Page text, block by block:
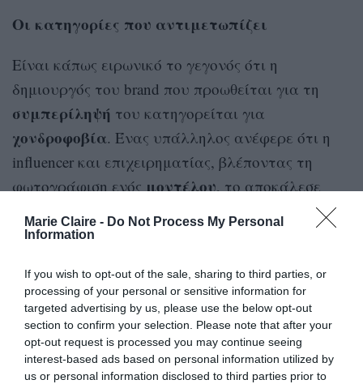
Marie Claire - Do Not Process My Personal
Information
If you wish to opt-out of the sale, sharing to third parties, or
processing of your personal or sensitive information for
targeted advertising by us, please use the below opt-out
section to confirm your selection. Please note that after your
opt-out request is processed you may continue seeing
interest-based ads based on personal information utilized by
us or personal information disclosed to third parties prior to
Οι κατηγορίες που αντιμετωπίζει
Είναι κάπως ειρωνικό το γεγονός ότι η
δημιουργός του brand που προωθείται για τη
συμπερίληψή του κατηγορείται για
χονδροφοβία. Ένας υπάλληλος ανέφερε ότι η
influencer και επιχειρηματίας, βλέποντας τη
φωτογράφιση ενόςμοντέλου, το αποκάλεσε
» και στη συνέχεια απέρριψε το
ενδεχόμενο της συνεργασίας μαζί του.
Άλλες μαρτυρίες μιλούν για ένα εργασιακό
περιβάλλον«τρόμου» όπου κάποιος δεν ήξερε
πότε θα δεχτεί εκφοβισμό και τρομοκρατία.
Δεν έχωφοβηθείποτέ ξανά τόσοκάποιον
ολόκληρη τη ζωή μου» έλεγε ένας από τους